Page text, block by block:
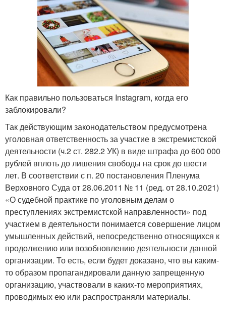
Как правильно пользоваться Instagram, когда его
заблокировали?
Так действующим законодательством предусмотрена
уголовная ответственность за участие в экстремистской
деятельности (ч.2 ст. 282.2 УК) в виде штрафа до 600 000
рублей вплоть до лишения свободы на срок до шести
лет. В соответствии с п. 20 постановления Пленума
Верховного Суда от 28.06.2011 № 11 (ред. от 28.10.2021)
«О судебной практике по уголовным делам о
преступлениях экстремистской направленности» под
участием в деятельности понимается совершение лицом
умышленных действий, непосредственно относящихся к
продолжению или возобновлению деятельности данной
организации. То есть, если будет доказано, что вы каким-
то образом пропагандировали данную запрещенную
организацию, участвовали в каких-то мероприятиях,
проводимых ею или распространяли материалы.